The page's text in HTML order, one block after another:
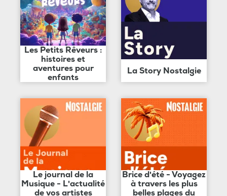
Les Petits Rêveurs :
histoires et
aventures pour
enfants
La Story Nostalgie
Le journal de la
Musique - L'actualité
de vos artistes
Brice d'été - Voyagez
à travers les plus
belles plages du